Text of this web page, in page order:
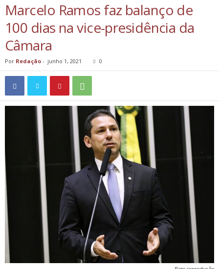
Marcelo Ramos faz balanço de
100 dias na vice-presidência da
Câmara
Por Redação - junho 1, 2021 0